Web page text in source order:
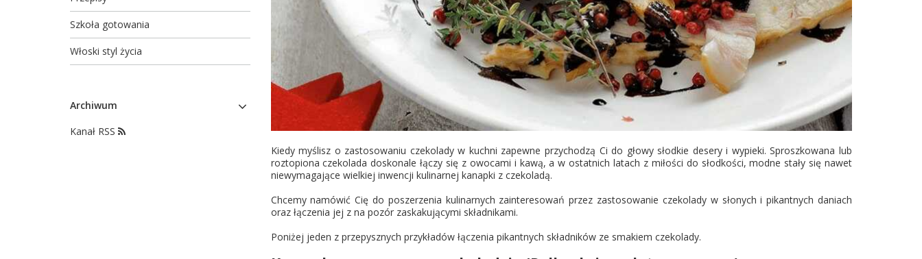
Szkoła gotowania
Włoski styl życia
Archiwum
Kanał RSS
Kiedy myślisz o zastosowaniu czekolady w kuchni zapewne przychodzą Ci do głowy słodkie desery i wypieki. Sproszkowana lub
roztopiona czekolada doskonale łączy się z owocami i kawą, a w ostatnich latach z miłości do słodkości, modne stały się nawet
niewymagające wielkiej inwencji kulinarnej kanapki z czekoladą.
Chcemy namówić Cię do poszerzenia kulinarnych zainteresowań przez zastosowanie czekolady w słonych i pikantnych daniach
oraz łączenia jej z na pozór zaskakującymi składnikami.
Poniżej jeden z przepysznych przykładów łączenia pikantnych składników ze smakiem czekolady.